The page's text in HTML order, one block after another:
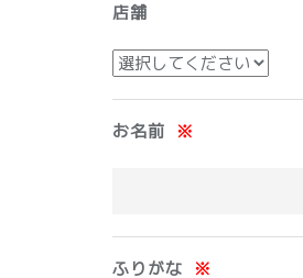
店舗
お名前 ※
ふりがな ※